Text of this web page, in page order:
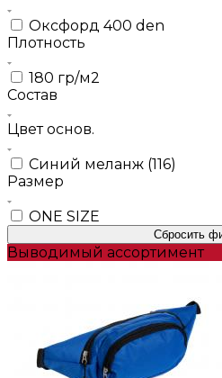
Оксфорд 400 den
Плотность
180 гр/м2
Состав
Цвет основ.
Синий меланж (116)
Размер
ONE SIZE
Сбросить
Выводимый ассортимент